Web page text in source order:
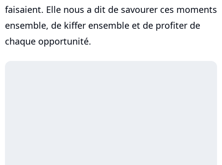
faisaient. Elle nous a dit de savourer ces moments
ensemble, de kiffer ensemble et de profiter de
chaque opportunité.